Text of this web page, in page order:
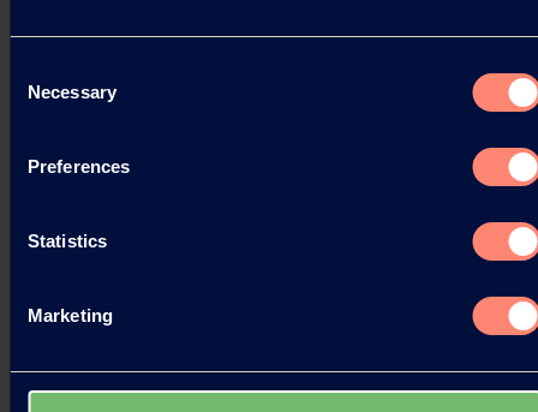
Selection
Necessary
Preferences
Statistics
Marketing